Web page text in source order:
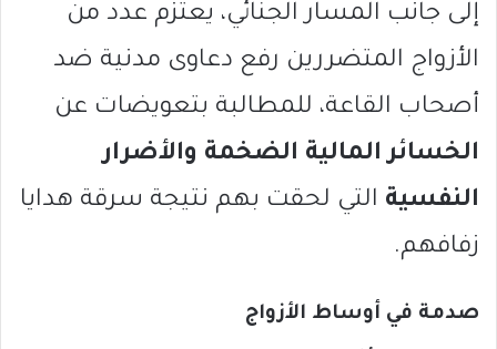
إلى جانب المسار الجنائي، يعتزم عدد من
الأزواج المتضررين رفع دعاوى مدنية ضد
أصحاب القاعة، للمطالبة بتعويضات عن
الخسائر المالية الضخمة والأضرار
النفسية التي لحقت بهم نتيجة سرقة هدايا
زفافهم.
صدمة في أوساط الأزواج